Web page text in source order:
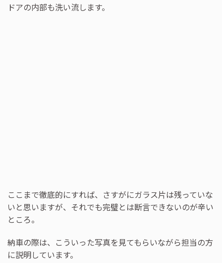
ドアの内部も洗い流します。
ここまで徹底的にすれば、さすがにガラス片は残っていな
いと思いますが、それでも完璧とは断言できないのが辛い
ところ。
納車の際は、こういった写真を見てもらいながら担当の方
に説明しています。